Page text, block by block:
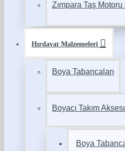
Zımpara Taş
Hırdavat Malzemeleri
Boya Tabancaları
Boyacı Takım
Boya